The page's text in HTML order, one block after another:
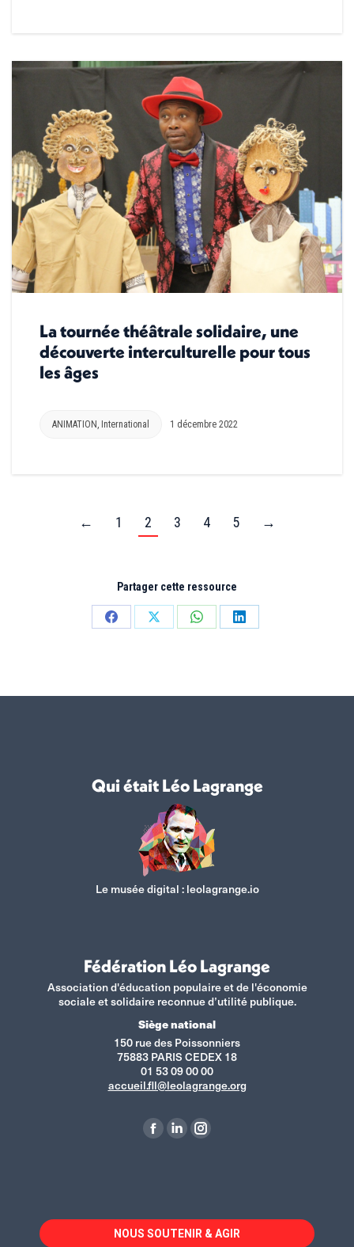
La tournée théâtrale solidaire, une
découverte interculturelle pour tous
les âges
ANIMATION International 1 décembre 2022
← 1 2 3 4 5 →
Partager cette ressource
PartagerPartagerPartagerPartager
Qui était Léo Lagrange
Le musée digital :leolagrange.io
Fédération Léo Lagrange
Association d'éducation populaire et de l'économie
sociale et solidaire reconnue d’utilité publique.
Siège national
150 rue des Poissonniers
75883 PARIS CEDEX 18
01 53 09 00 00
accueil.fll@leolagrange.org
La
dans
une
La
dans
une
La
dans
une
NOUS SOUTENIR & AGIR